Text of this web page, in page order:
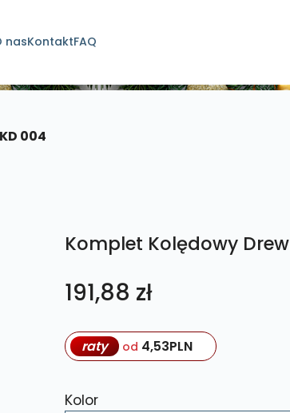
nasKontaktFAQ
004
Komplet Kolędowy
191,88 zł
raty od 4,53PLN
Kolor